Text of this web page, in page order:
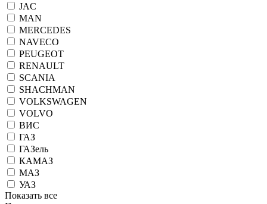
JAC
MAN
MERCEDES
NAVECO
PEUGEOT
RENAULT
SCANIA
SHACHMAN
VOLKSWAGEN
VOLVO
ВИС
ГАЗ
ГАЗель
КАМАЗ
МАЗ
УАЗ
Показать все